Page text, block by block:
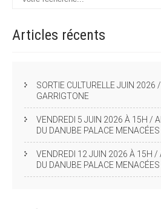
Articles récents
SORTIE CULTURELLE JUIN 2026
GARRIGTONE
VENDREDI 5 JUIN 2026 À 15H /
DU DANUBE PALACE MENACÉES
VENDREDI 12 JUIN 2026 À 15H /
DU DANUBE PALACE MENACÉES